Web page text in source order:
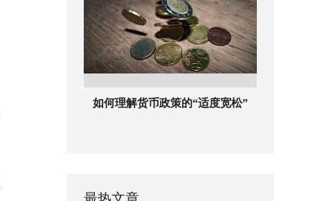
如何理解货币政策的“适度宽松”